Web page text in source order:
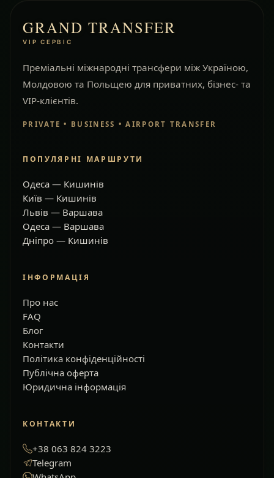
GRAND TRANSFER
VIP СЕРВІС
Преміальні міжнародні трансфери між Україною,
Молдовою та Польщею для приватних, бізнес- та
VIP-клієнтів.
PRIVATE • BUSINESS • AIRPORT TRANSFER
ПОПУЛЯРНІ МАРШРУТИ
Одеса — Кишинів
Київ — Кишинів
Львів — Варшава
Одеса — Варшава
Дніпро — Кишинів
ІНФОРМАЦІЯ
Про нас
FAQ
Блог
Контакти
Політика конфіденційності
Публічна оферта
Юридична інформація
КОНТАКТИ
+38 063 824 3223
Telegram